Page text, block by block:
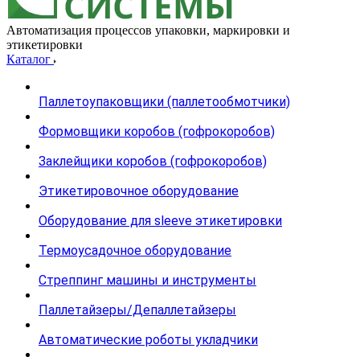
Автоматизация процессов упаковки, маркировки и
этикетировки
Каталог
Паллетоупаковщики (паллетообмотчики)
Формовщики коробов (гофрокоробов)
Заклейщики коробов (гофрокоробов)
Этикетировочное оборудование
Оборудование для sleeve этикетировки
Термоусадочное оборудование
Стреппинг машины и инструменты
Паллетайзеры/Депаллетайзеры
Автоматические роботы укладчики